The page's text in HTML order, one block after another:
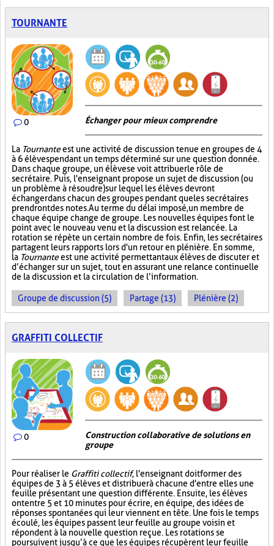
TOURNANTE
0 Échanger pour mieux comprendre
La Tournanteest une activité de discussion tenue en groupes de 4
à 6 élèves pendant un temps déterminé sur une question donnée.
Dans chaque groupe, un élève se voit attribuer le rôle de
secrétaire. Puis, l'enseignant propose un sujet de discussion (ou
un problème à résoudre) sur lequel les élèves devront
échanger dans chacun des groupes pendant que les secrétaires
prendront des notes. Au terme du délai imposé, un membre de
chaque équipe change de groupe. Les nouvelles équipes font le
point avec le nouveau venu et la discussion est relancée. La
rotation se répète un certain nombre de fois. Enfin, les secrétaires
partagent leurs rapports lors d'un retour en plénière. En somme,
la Tournanteest une activité permettant aux élèves de discuter et
d’échanger sur un sujet, tout en assurant une relance continuelle
de la discussion et la circulation de l’information.
Groupe de discussion (5) Partage (13) Plénière (2)
GRAFFITI COLLECTIF
0
Construction collaborative de solutions en
groupe
Pour réaliser le Graffiti collectif, l'enseignant doit former des
équipes de 3 à 5 élèves et distribuer à chacune d'entre elles une
feuille présentant une question différente. Ensuite, les élèves
ont entre 5 et 10 minutes pour écrire, en équipe, des idées de
réponses spontanées qui leur viennent en tête. Une fois le temps
écoulé, les équipes passent leur feuille au groupe voisin et
répondent à la nouvelle question reçue. Les rotations se
poursuivent jusqu’à ce que les équipes récupèrent leur feuille